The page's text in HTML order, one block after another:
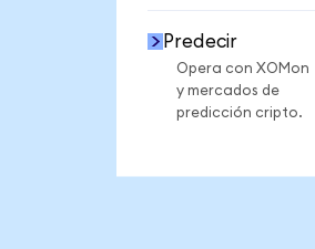
Predecir
Opera con XOMon
y mercados de
predicción cripto.